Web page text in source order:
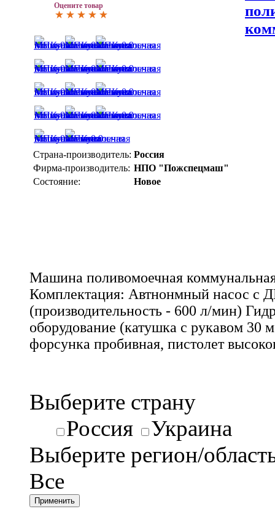
Оцените товар
Страна-производитель: Россия
Фирма-производитель: НПО "Пожспецмаш"
Состояние:
Новое
Машина поливомоечная
Комплектация: Автнонмный насос с
(производительность - 600 л/мин)
оборудование (катушка с рукавом 30
форсунка пробивная, пистолет
Выберите страну
Россия
Украина
Выберите регион/
Все